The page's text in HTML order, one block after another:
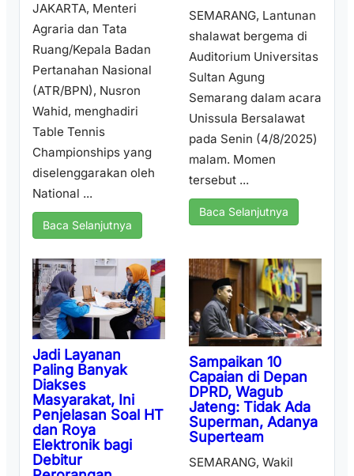
JAKARTA, Menteri
Agraria dan Tata
Ruang/Kepala Badan
Pertanahan Nasional
(ATR/BPN), Nusron
Wahid, menghadiri
Table Tennis
Championships yang
diselenggarakan oleh
National ...
Baca Selanjutnya
SEMARANG, Lantunan
shalawat bergema di
Auditorium Universitas
Sultan Agung
Semarang dalam acara
Unissula Bersalawat
pada Senin (4/8/2025)
malam. Momen
tersebut ...
Baca Selanjutnya
Jadi Layanan
Paling Banyak
Diakses
Masyarakat, Ini
Penjelasan Soal HT
dan Roya
Elektronik bagi
Debitur
Sampaikan 10
Capaian di Depan
DPRD, Wagub
Jateng: Tidak Ada
Superman, Adanya
Superteam
SEMARANG, Wakil